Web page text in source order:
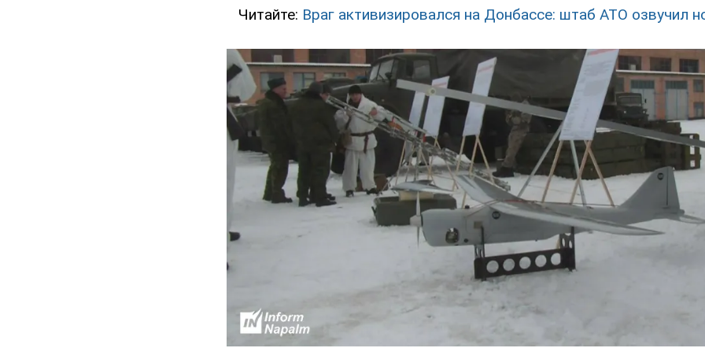
Читайте: Враг активизировался на Донбассе: штаб АТО озвучил